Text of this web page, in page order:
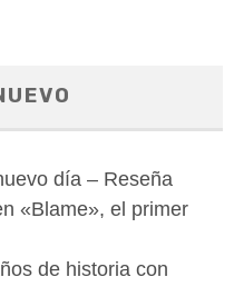
día – Reseña
«Blame», el primer
de historia con